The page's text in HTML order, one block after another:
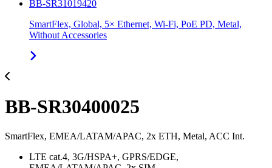
BB-SR31019420
SmartFlex, Global, 5× Ethernet, Wi-Fi, PoE PD, Metal,
Without Accessories
BB-SR30400025
SmartFlex, EMEA/LATAM/APAC, 2x ETH, Metal, ACC Int.
LTE cat.4, 3G/HSPA+, GPRS/EDGE,